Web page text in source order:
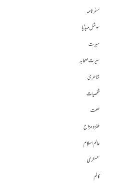
سفرنامہ
سوشل میڈیا
سیرت
سیرت صحابہ
شاعری
شخصیات
صحت
طنز و مزاح
عالم اسلام
عسکری
کالم